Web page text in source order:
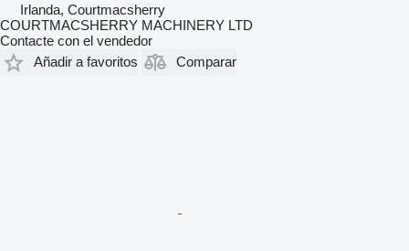
Irlanda, Courtmacsherry
COURTMACSHERRY MACHINERY LTD
Contacte con el vendedor
Añadir a favoritos
Comparar